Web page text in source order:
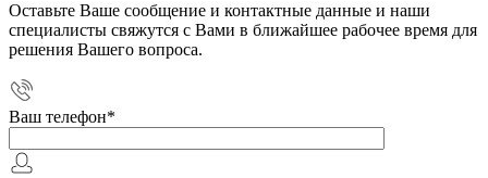
Оставьте Ваше сообщение и контактные данные и наши
специалисты свяжутся с Вами в ближайшее рабочее время для
решения Вашего вопроса.
Ваш телефон*